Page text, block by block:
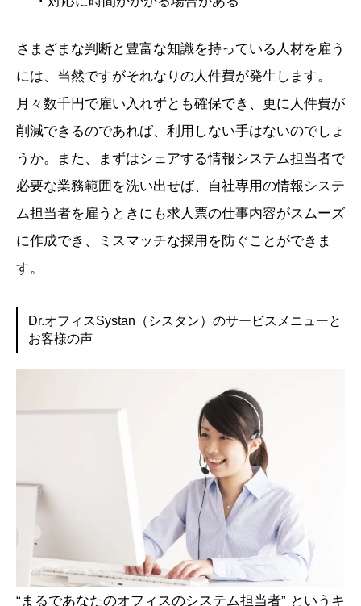
さまざまな判断と豊富な知識を持っている人材を雇う
には、当然ですがそれなりの人件費が発生します。
月々数千円で雇い入れずとも確保でき、更に人件費が
削減できるのであれば、利用しない手はないのでしょ
うか。また、まずはシェアする情報システム担当者で
必要な業務範囲を洗い出せば、自社専用の情報システ
ム担当者を雇うときにも求人票の仕事内容がスムーズ
に作成でき、ミスマッチな採用を防ぐことができま
す。
Dr.オフィスSystan（シスタン）のサービスメニューと
お客様の声
“まるであなたのオフィスのシステム担当者” というキ